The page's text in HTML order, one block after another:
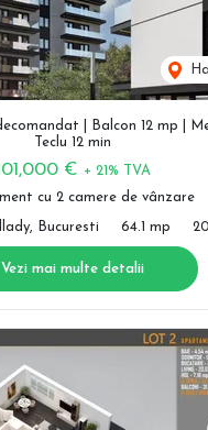
| Balcon 12 mp |
Teclu 12 min
€ + 21% TVA
cu 2 camere de vânzare
Bucuresti 64.1 mp
Vezi mai multe detalii